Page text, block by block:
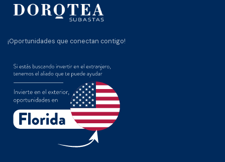
¡Oportunidades que conectan contigo!